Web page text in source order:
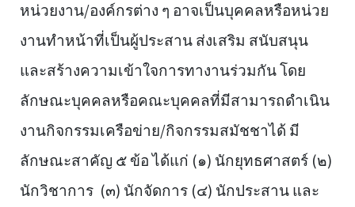
หน่วยงาน/องค์กรต่าง ๆ อาจเป็นบุคคลหรือหน่วย
งานทำหน้าที่เป็นผู้ประสาน ส่งเสริม สนับสนุน
และสร้างความเข้าใจการทางานร่วมกัน โดย
ลักษณะบุคคลหรือคณะบุคคลที่มีสามารถดำเนิน
งานกิจกรรมเครือข่าย/กิจกรรมสมัชชาได้ มี
ลักษณะสาคัญ ๕ ข้อ ได้แก่ (๑) นักยุทธศาสตร์ (๒)
นักวิชาการ (๓) นักจัดการ (๔) นักประสาน และ